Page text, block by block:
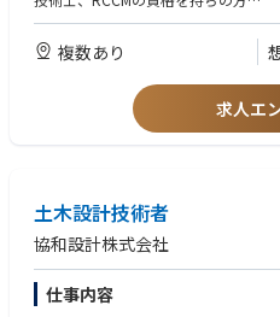
■構造部門 ：鋼橋，コンクリート
■道路部門 ：道路，交差点，歩道
路，交通量推計，など
■防災部門 ：砂防堰堤，渓流保全
■上水道部門：送水・配水管，水管橋
■下水道部門：下水道管路施設，下
理場施設の維持管理計画策定，など
技術士資格保有者は優遇いたします
【管理職採用の場合】
技術士の資格をお持ちでマネジメン
複数あり
求人エ
土木設計技術者
協和設計株式会社
仕事内容